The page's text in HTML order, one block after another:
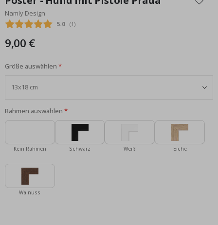
der
Bildgalerie
springen
Namly Design
Durchschnittliche Bewertung:
5.0 (abgegebene bewertungen:
1 )
9,00 €
Größe auswählen
Rahmen auswählen
Kein Rahmen Schwarz Weiß Eiche
Walnuss